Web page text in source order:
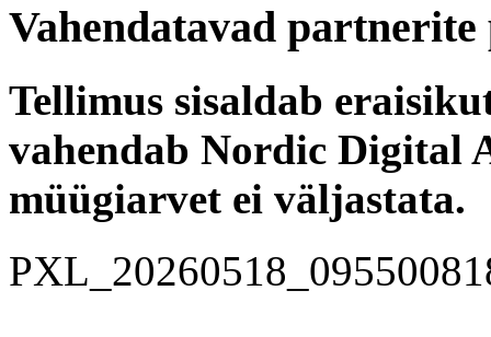
Vahendatavad
Tellimus sisaldab
vahendab Nordic Digital
müügiarvet ei väljastata.